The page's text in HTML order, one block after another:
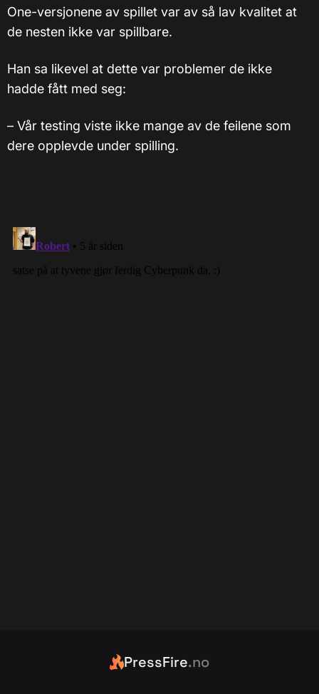
One-versjonene av spillet var av så lav kvalitet at
de nesten ikke var spillbare.
Han sa likevel at dette var problemer de ikke
hadde fått med seg:
– Vår testing viste ikke mange av de feilene som
dere opplevde under spilling.
PressFire.no